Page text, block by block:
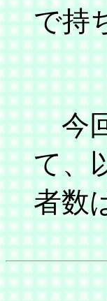
で持
今回
て、
者数